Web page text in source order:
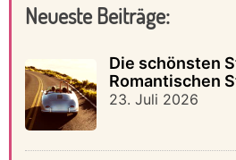
Neueste Beiträge:
Die schönsten
Romantischen
23. Juli 2026